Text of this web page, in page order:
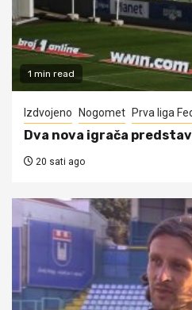
1 min read
Izdvojeno Nogomet Prva liga
Dva nova igrača
20 sati ago